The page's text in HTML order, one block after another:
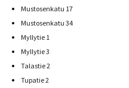
Mustosenkatu 17
Mustosenkatu 34
Myllytie 1
Myllytie 3
Talastie 2
Tupatie 2